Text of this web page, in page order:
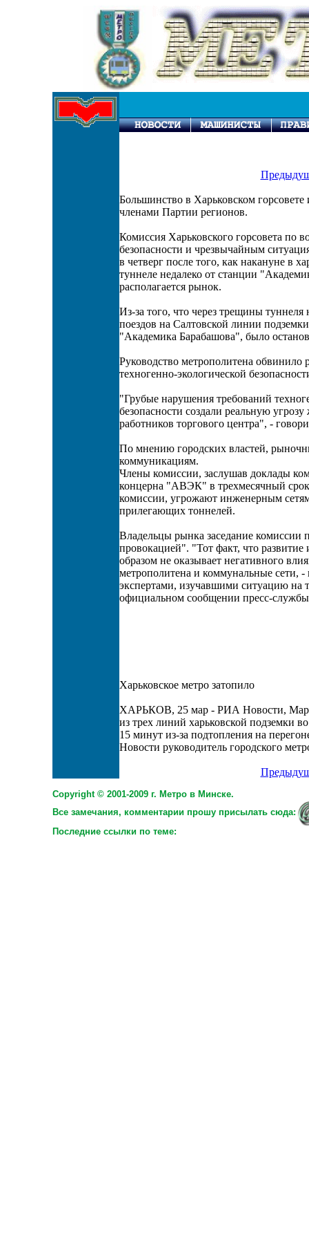
Большинство в Харьковском
членами Партии регионов.
Комиссия Харьковского горсовета по
безопасности и чрезвычайным
в четверг после того, как накануне в
туннеле недалеко от станции
располагается рынок.
Из-за того, что через трещины
поездов на Салтовской линии
"Академика Барабашова", было
Руководство метрополитена
техногенно-экологической
"Грубые нарушения требований
безопасности создали реальную
работников торгового центра", -
По мнению городских властей,
коммуникациям.
Члены комиссии, заслушав доклады
концерна "АВЭК" в трехмесячный
комиссии, угрожают инженерным
прилегающих тоннелей.
Владельцы рынка заседание комиссии
провокацией". "Тот факт, что
образом не оказывает негативного
метрополитена и коммунальные сети,
экспертами, изучавшими ситуацию на
официальном сообщении пресс-
Харьковское метро затопило
ХАРЬКОВ, 25 мар - РИА Новости,
из трех линий харьковской подземки
15 минут из-за подтопления на
Новости руководитель городского
Copyright © 2001-2009 г. Метро в Минске.
Все замечания, комментарии прошу присылать сюда:
Последние ссылки по теме: